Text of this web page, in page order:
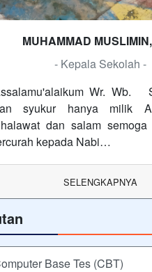
MUHAMMAD
- Kepala Sekolah -
Wr. Wb.
syukur hanya milik
dan salam semoga
kepada Nabi…
SELENGKAPNYA
Base Tes (CBT)